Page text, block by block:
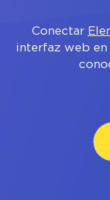
Conectar
interfaz web en